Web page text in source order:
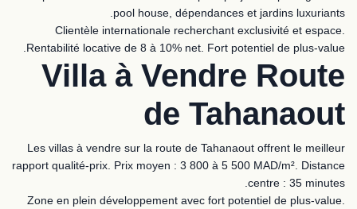
pool house, dépendances et jardins luxuriants.
Clientèle internationale recherchant exclusivité et espace.
Rentabilité locative de 8 à 10% net. Fort potentiel de plus-value.
Villa à Vendre Route
de Tahanaout
Les villas à vendre sur la route de Tahanaout offrent le meilleur
rapport qualité-prix. Prix moyen : 3 800 à 5 500 MAD/m². Distance
centre : 35 minutes.
Zone en plein développement avec fort potentiel de plus-value.